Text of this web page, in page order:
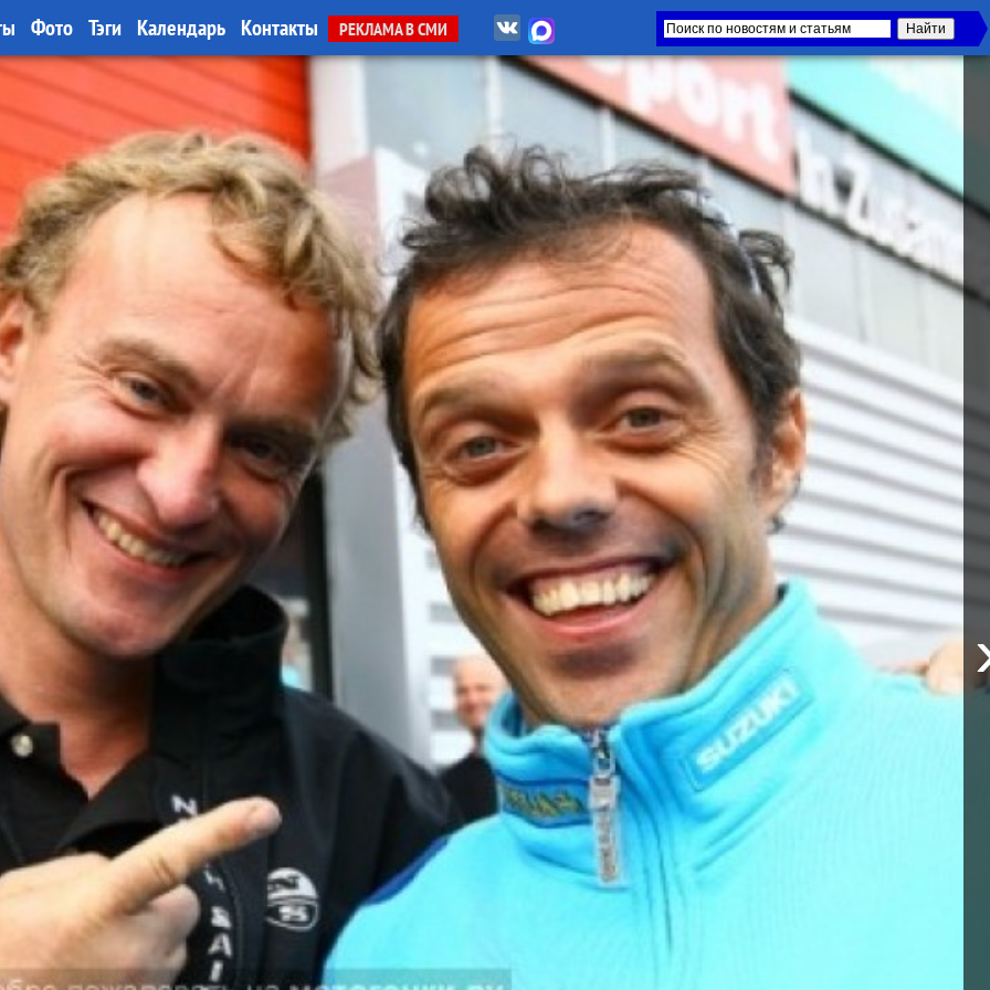
Фото Тэги Календарь Контакты РЕКЛАМА В СМИ